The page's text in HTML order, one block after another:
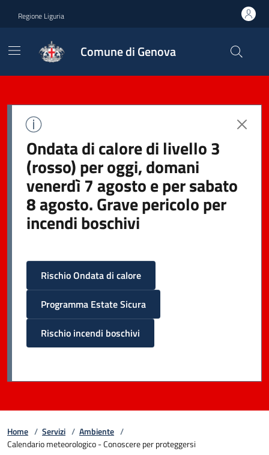
Regione Liguria
Comune di Genova
Ondata di calore di livello 3
(rosso) per oggi, domani
venerdì 7 agosto e per sabato
8 agosto. Grave pericolo per
incendi boschivi
Rischio Ondata di calore
Programma Estate Sicura
Rischio incendi boschivi
Home / Servizi / Ambiente /
Calendario meteorologico - Conoscere per proteggersi